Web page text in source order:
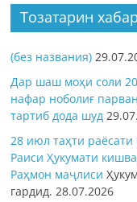
Тозатарин
(без названия)
Дар шаш моҳи соли
нафар ноболиғ
тартиб дода шуд
28 июл таҳти
Раиси Ҳукумати
Раҳмон маҷлиси
гардид.28.07.2026